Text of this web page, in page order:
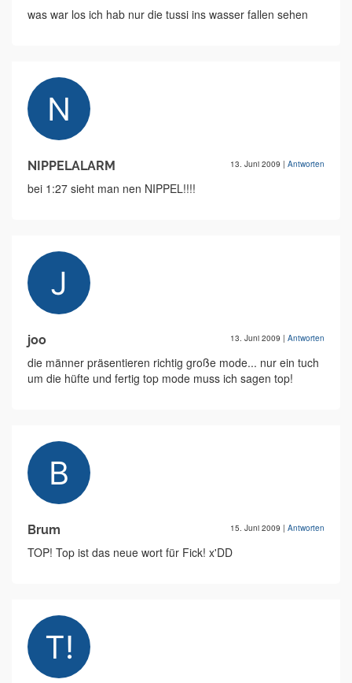
was war los ich hab nur die tussi ins wasser fallen sehen
NIPPELALARM 13. Juni 2009 | Antworten
bei 1:27 sieht man nen NIPPEL!!!!
joo 13. Juni 2009 | Antworten
die männer präsentieren richtig große mode... nur ein tuch
um die hüfte und fertig top mode muss ich sagen top!
Brum 15. Juni 2009 | Antworten
TOP! Top ist das neue wort für Fick! x'DD